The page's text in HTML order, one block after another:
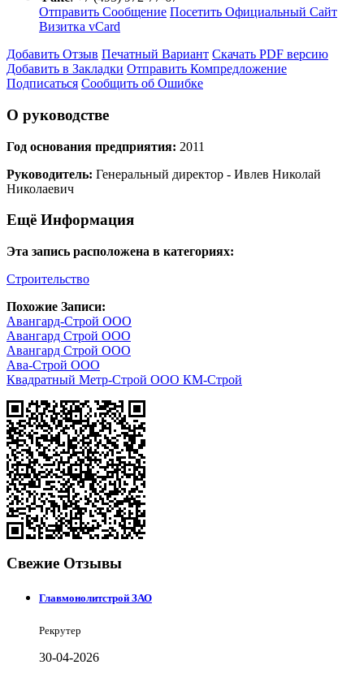
Отправить Сообщение Посетить Официальный Сайт
Визитка vCard
Добавить Отзыв Печатный Вариант Скачать PDF версию
Добавить в Закладки Отправить Компредложение
Подписаться Сообщить об Ошибке
О руководстве
Год основания предприятия: 2011
Руководитель: Генеральный директор - Ивлев Николай
Николаевич
Ещё Информация
Эта запись расположена в категориях:
Строительство
Похожие Записи:
Авангард-Строй ООО
Авангард Строй ООО
Авангард Строй ООО
Ава-Строй ООО
Квадратный Метр-Строй ООО КМ-Строй
Свежие Отзывы
Главмонолитстрой ЗАО
Рекрутер
30-04-2026